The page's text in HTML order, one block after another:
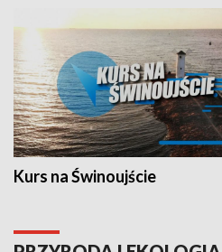
Kurs na Świnoujście